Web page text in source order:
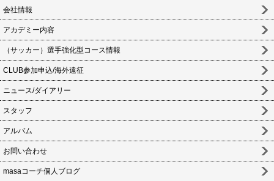
会社情報
アカデミー内容
（サッカー）選手強化型コース情報
CLUB参加申込/海外遠征
ニュース/ダイアリー
スタッフ
アルバム
お問い合わせ
masaコーチ個人ブログ